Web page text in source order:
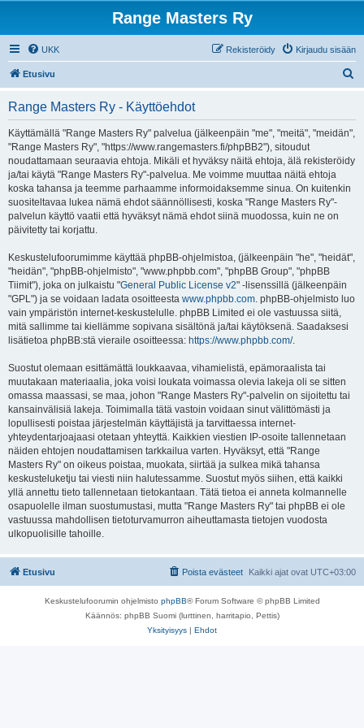
Range Masters Ry
UKK Kirjaudu sisään
Rekisteröidy
Etusivu
Range Masters Ry - Käyttöehdot
Käyttämällä "Range Masters Ry" palvelua (jälkeenpäin "me", "meitä", "meidän",
"Range Masters Ry", "https://www.rangemasters.fi/phpBB2"), sitoudut
noudattamaan seuraavia ehtoja. Mikäli et hyväksy näitä ehtoja, älä rekisteröidy
ja/tai käytä "Range Masters Ry"-palvelua. Me voimme muuttaa näitä ehtoja
koska tahansa ja teemme parhaamme informoidaksemme sinua. On kuitenkin
suositeltavaa lukea nämä ehdot säännöllisesti, koska "Range Masters Ry"-
palvelun käyttö vaatii että hyväksyt nämä ehdot siinä muodossa, kuin ne on
päivitetty tai korjattu.
Keskustelufoorumimme käyttää phpBB-ohjelmistoa, (jälkeenpäin "he", "heidät",
"heidän", "phpBB-ohjelmisto", "www.phpbb.com", "phpBB Group", "phpBB
Tiimit"), joka on julkaistu "General Public License v2" -lisenssillä (jälkeenpäin
"GPL") ja se voidaan ladata osoitteesta www.phpbb.com. phpBB-ohjelmisto luo
vain ympäristön internet-keskustelulle. phpBB Limited ei ole vastuussa siitä,
mitä sallimme tai kiellämme sopivana sisältönä ja/tai käytöksenä. Saadaksesi
lisätietoa phpBB:stä vieraile osoitteessa: https://www.phpbb.com/.
Suostut olemaan esittämättä loukkaavaa, vihamielistä, epämoraalista tai
muutakaan materiaalia, joka voisi loukata voimassa olevia lakeja oli se sitten
omassa maassasi, se maa, johon "Range Masters Ry"-palvelin on sijoitettu tai
kansainvälisiä lakeja. Toimimalla tätä vastoin voidaan sinut välittömästi ja
lopullisesti poistaa järjestelmän käyttäjistä ja tarvittaessa internet-
yhteydentarjoajaasi otetaan yhteyttä. Kaikkien viestien IP-osoite tallennetaan
näiden ehtojen noudattamisen tarkkailua varten. Hyväksyt, että "Range
Masters Ry" on oikeus poistaa, muokata, siirtää ja sulkea mikä tahansa
keskusteluketju tai viesti niin halutessamme. Suostut myös siihen, että kaikki
yllä annettu tieto tallennetaan tietokantaan. Tätä tietoa ei anneta kolmannelle
osapuolelle ilman suostumustasi, mutta "Range Masters Ry" tai phpBB ei ole
vastuussa mahdollisen tietoturvamurron aiheuttamasta tietojen vuodosta
ulkopuolisille tahoille.
Etusivu Kaikki ajat ovat UTC+03:00
Poista evästeet
Keskustelufoorumin ohjelmisto phpBB® Forum Software © phpBB Limited
Käännös: phpBB Suomi (lurttinen, harritapio, Pettis)
Yksityisyys | Ehdot